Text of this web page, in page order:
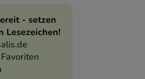
- setzen
Lesezeichen!